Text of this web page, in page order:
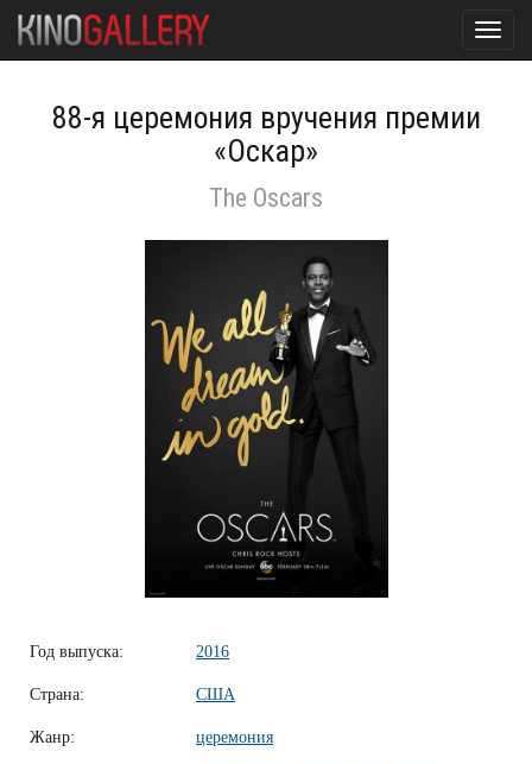
88-я церемония вручения премии
«Оскар»
The Oscars
Год выпуска: 2016
Страна: США
Жанр: церемония